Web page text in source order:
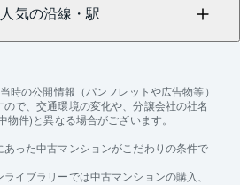
人気の沿線・駅
時の公開情報（パンフレットや広告物等）
で、交通環境の変化や、分譲会社の社名
件)と異なる場合がございます。
った中古マンションがこだわりの条件で
イブラリーでは中古マンションの購入、